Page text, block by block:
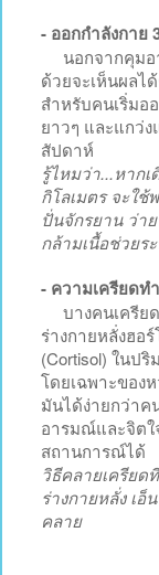
- ออกกำลังกาย
นอกจากคุมอ
ด้วยจะเห็นผลไ
สำหรับคนเริ่มอ
ยาวๆ และแกว่
สัปดาห์
รู้ไหมว่า...หาก
กิโลเมตร จะใช้
ปั่นจักรยาน ว่า
กล้ามเนื้อช่วยร
- ความเครียดท
บางคนเครียด
ร่างกายหลั่งฮอ
(Cortisol) ในป
โดยเฉพาะของ
มันได้ง่ายกว่า
อารมณ์และจิต
สถานการณ์ได้
วิธีคลายเครียด
ร่างกายหลั่ง เอ็
คลาย